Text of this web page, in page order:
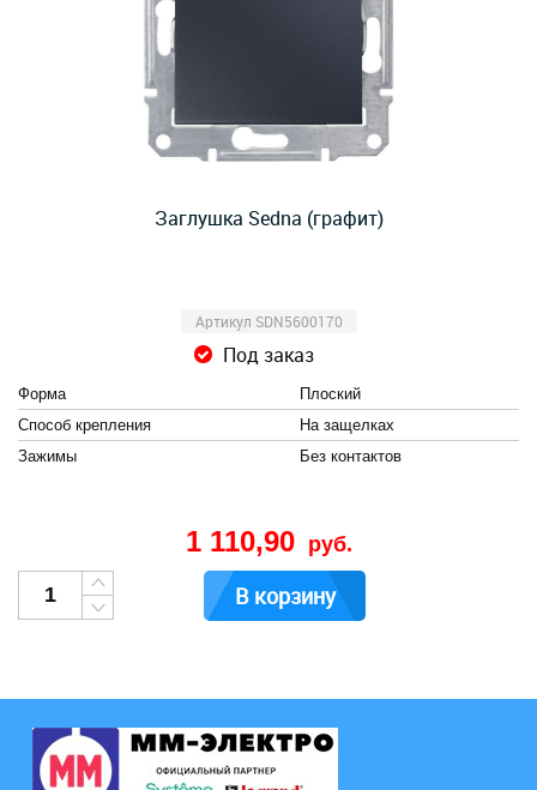
Заглушка Sedna (графит)
Артикул SDN5600170
Под заказ
Форма
Плоский
Способ крепления
На защелках
Зажимы
Без контактов
1 110,90 руб.
В корзину